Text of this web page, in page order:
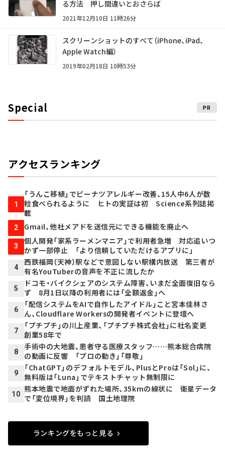
る方法 押し間違いとおさらば
2021年12月10日 11時26分
スクリーンショットのすべて（iPhone、iPad、
Apple Watch編）
2019年02月18日 10時53分
Special PR
アクセスランキング
1
「うんこ移植」でピーナツアレルギー改善、15人中6人が数
粒食べられるように ヒトの実証は初 Science系列誌掲
載
2 Gmail、他社メアドを送信元にできる機能を廃止へ
3
個人開発「家系ラーメンマニア」で利用者急増 対応追いつ
かず一部停止 「より信頼していただけるアプリに」
4
西鉄福岡（天神）駅などで意図しない駅構内放送 第三者が
有名YouTuberの音声を不正に流したか
5
ドコモ・バイクシェアのシステム障害、いまだ全面復旧なら
ず 8月1日以降の利用者には「全額返金」へ
6
「配信システムをAIで自作したアイドル」こと宮本佳林さ
ん、Cloudflare Workersの開発者イベントに登壇へ
7
「プチプチ」の川上産業、「プチプチ株式会社」に社名変更
創業58年で
8
手術中の大地震、患者守る医療スタッフ……熊本総合病院
の動画に反響 「プロの動き」「尊敬」
9
「ChatGPT」のデフォルトモデル、PlusとProは「Sol」に、
無料版は「Luna」でテキストチャット無制限に
10
熊本地震で地面がずれた場所、35kmの線状に 衛星データ
で「変位境界」を判読 国土地理院
ランキングをもっと見る